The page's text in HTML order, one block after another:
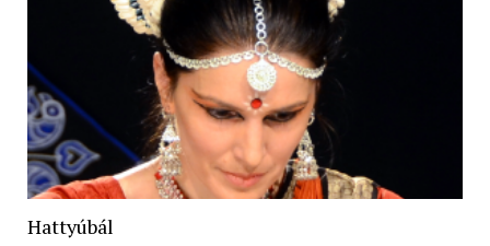
Hattyúbál